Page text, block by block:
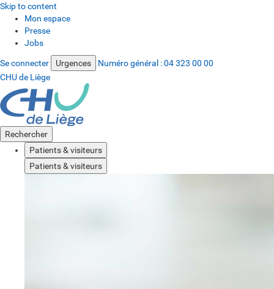
Skip to content
Mon espace
Presse
Jobs
Se connecter Urgences Numéro général :04 323 00 00
CHU de Liège
Rechercher
Patients & visiteurs
Patients & visiteurs